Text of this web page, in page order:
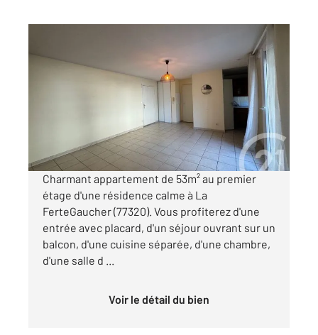
53,05 m
Ref : 25256
Appartement F2 Bis à louer
par mois charges comprises
Charmant appartement de 53m² au premier
étage d'une résidence calme à La
FerteGaucher (77320). Vous profiterez d'une
entrée avec placard, d'un séjour ouvrant sur un
balcon, d'une cuisine séparée, d'une chambre,
d'une salle d ...
Voir le détail du bien